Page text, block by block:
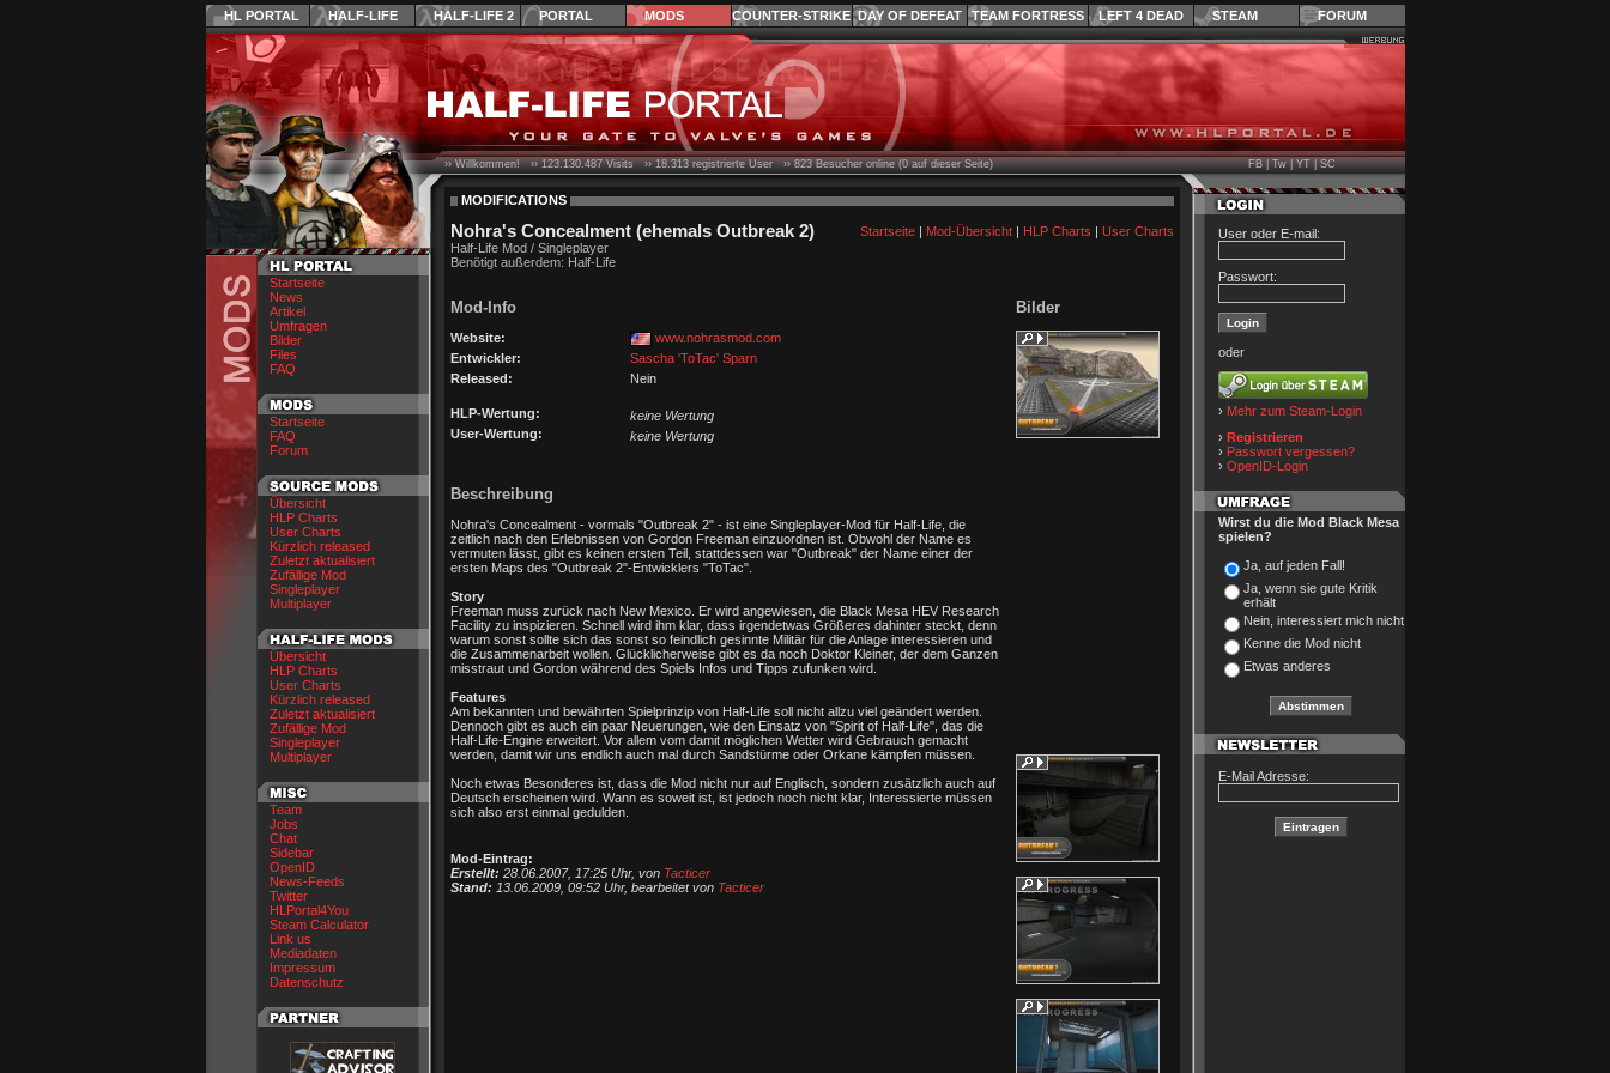
HL PORTAL HALF-LIFE HALF-LIFE 2 PORTAL MODS COUNTER-STRIKE DAY OF DEFEAT TEAM FORTRESS LEFT 4 DEAD STEAM FORUM
Startseite
News
Artikel
Umfragen
Bilder
Files
FAQ
Startseite
FAQ
Forum
Übersicht
HLP Charts
User Charts
Kürzlich released
Zuletzt aktualisiert
Zufällige Mod
Singleplayer
Multiplayer
Übersicht
HLP Charts
User Charts
Kürzlich released
Zuletzt aktualisiert
Zufällige Mod
Singleplayer
Multiplayer
Team
Jobs
Chat
Sidebar
OpenID
News-Feeds
Twitter
HLPortal4You
Steam Calculator
Link us
Mediadaten
Impressum
Datenschutz
›› Willkommen! ››123.130.487Visits ››18.313registrierte User ››823Besucher online (0 auf dieser Seite)
MODIFICATIONS
Nohra's Concealment (ehemals Outbreak 2) Startseite| Mod-Übersicht| HLP Charts | User Charts
Half-Life Mod / Singleplayer
Benötigt außerdem: Half-Life
Mod-Info
Website:
www.nohrasmod.com
Entwickler:
Sascha 'ToTac' Sparn
Released:
Nein
HLP-Wertung:
keine Wertung
User-Wertung:
keine Wertung
Beschreibung
Nohra's Concealment - vormals "Outbreak 2" - ist eine Singleplayer-Mod für Half-Life, die
zeitlich nach den Erlebnissen von Gordon Freeman einzuordnen ist. Obwohl der Name es
vermuten lässt, gibt es keinen ersten Teil, stattdessen war "Outbreak" der Name einer der
ersten Maps des "Outbreak 2"-Entwicklers "ToTac".
Story
Freeman muss zurück nach New Mexico. Er wird angewiesen, die Black Mesa HEV Research
Facility zu inspizieren. Schnell wird ihm klar, dass irgendetwas Größeres dahinter steckt, denn
warum sonst sollte sich das sonst so feindlich gesinnte Militär für die Anlage interessieren und
die Zusammenarbeit wollen. Glücklicherweise gibt es da noch Doktor Kleiner, der dem Ganzen
misstraut und Gordon während des Spiels Infos und Tipps zufunken wird.
Features
Am bekannten und bewährten Spielprinzip von Half-Life soll nicht allzu viel geändert werden.
Dennoch gibt es auch ein paar Neuerungen, wie den Einsatz von "Spirit of Half-Life", das die
Half-Life-Engine erweitert. Vor allem vom damit möglichen Wetter wird Gebrauch gemacht
werden, damit wir uns endlich auch mal durch Sandstürme oder Orkane kämpfen müssen.
Noch etwas Besonderes ist, dass die Mod nicht nur auf Englisch, sondern zusätzlich auch auf
Deutsch erscheinen wird. Wann es soweit ist, ist jedoch noch nicht klar, Interessierte müssen
sich also erst einmal gedulden.
Mod-Eintrag:
Erstellt: 28.06.2007, 17:25 Uhr, von Tacticer
Stand: 13.06.2009, 09:52 Uhr, bearbeitet von Tacticer
Bilder
FB|Tw|YT|SC
User oder E-mail:
Passwort:
oder
› Mehr zum Steam-Login
› Registrieren
› Passwort vergessen?
› OpenID-Login
Wirst du die Mod Black Mesa
spielen?
Ja, auf jeden Fall!
Ja, wenn sie gute Kritik
erhält
Nein, interessiert mich nicht
Kenne die Mod nicht
Etwas anderes
E-Mail Adresse: